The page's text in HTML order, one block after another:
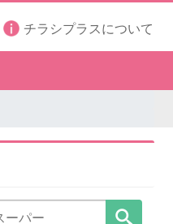
チラシプラスについて